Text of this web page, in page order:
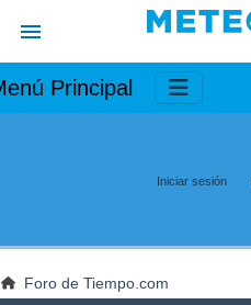
Principal
Iniciar sesión
Foro de Tiempo.com